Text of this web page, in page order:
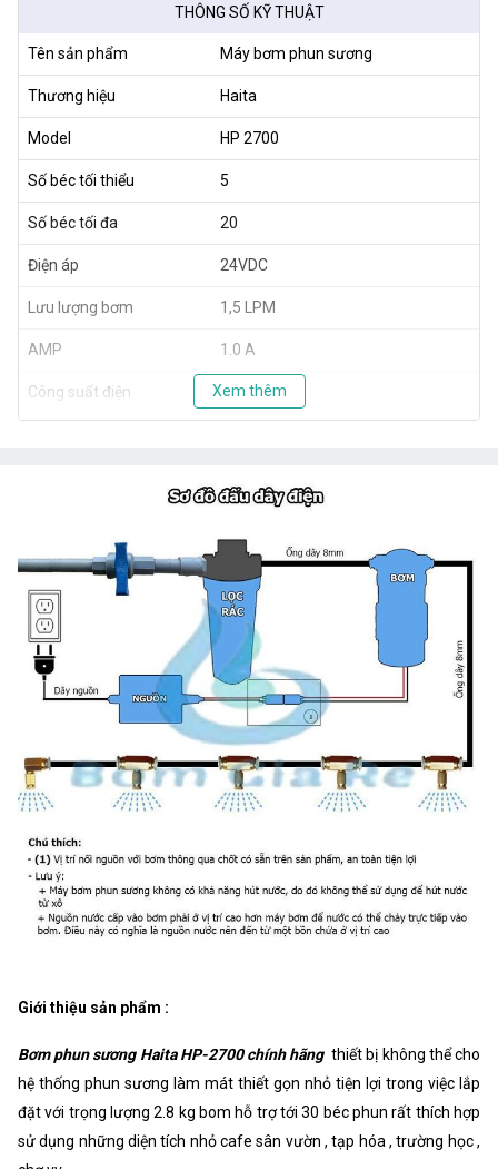
THÔNG SỐ KỸ THUẬT
Tên sản phẩm Máy bơm phun sương
Thương hiệu Haita
Model HP 2700
Số béc tối thiểu 5
Số béc tối đa 20
Điện áp 24VDC
Lưu lượng bơm 1,5 LPM
AMP 1.0 A
Công suất điện 40W
Xem thêm
Giới thiệu sản phẩm :
Bơm phun sương Haita HP-2700 chính hãng thiết bị không thể cho
hệ thống phun sương làm mát thiết gọn nhỏ tiện lợi trong việc lắp
đặt với trọng lượng 2.8 kg bom hỗ trợ tới 30 béc phun rất thích hợp
sử dụng những diện tích nhỏ cafe sân vườn , tạp hóa , trường học ,